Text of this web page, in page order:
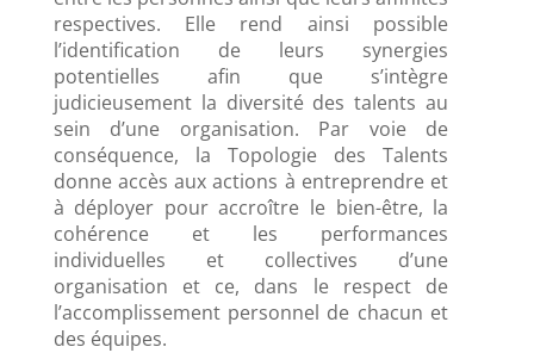
respectives. Elle rend ainsi possible
l’identification de leurs synergies
potentielles afin que s’intègre
judicieusement la diversité des talents au
sein d’une organisation. Par voie de
conséquence, la Topologie des Talents
donne accès aux actions à entreprendre et
à déployer pour accroître le bien-être, la
cohérence et les performances
individuelles et collectives d’une
organisation et ce, dans le respect de
l’accomplissement personnel de chacun et
des équipes.